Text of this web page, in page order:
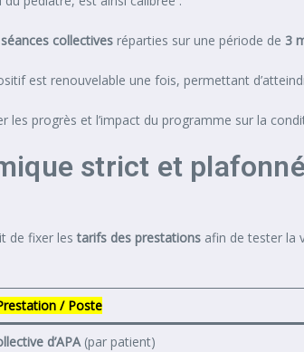
collectives réparties sur une période de 3
est renouvelable une fois, permettant
les progrès et l’impact du programme sur la
strict et plafonné
de fixer lestarifs des prestations afin de tester la
/ Poste
d’APA(par patient)